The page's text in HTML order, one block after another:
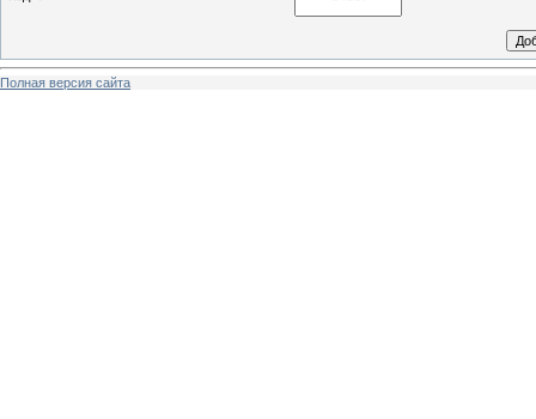
Полная версия сайта